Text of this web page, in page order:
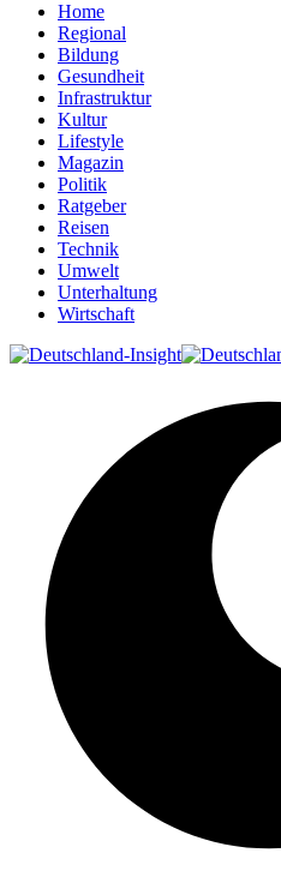
Home
Regional
Bildung
Gesundheit
Infrastruktur
Kultur
Lifestyle
Magazin
Politik
Ratgeber
Reisen
Technik
Umwelt
Unterhaltung
Wirtschaft